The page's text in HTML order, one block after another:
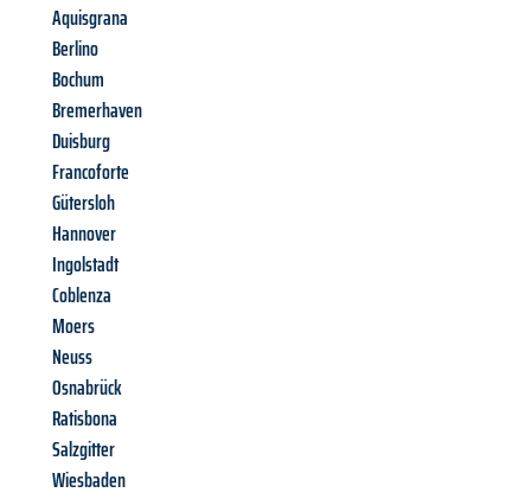
Aquisgrana
Berlino
Bochum
Bremerhaven
Duisburg
Francoforte
Gütersloh
Hannover
Ingolstadt
Coblenza
Moers
Neuss
Osnabrück
Ratisbona
Salzgitter
Wiesbaden